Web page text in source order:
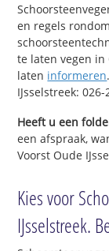
en regels
te laten vegen
laten informeren
IJsselstreek: 026-
Heeft u een
een afspraak,
Voorst Oude
Kies voor
IJsselstreek.